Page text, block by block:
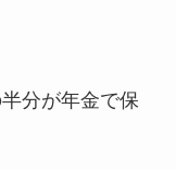
分が年金で保